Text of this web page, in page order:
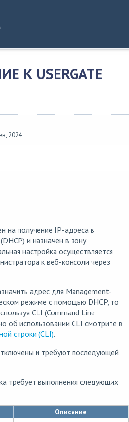
К USERGATE
2024
на получение IP-адреса в
и назначен в зону
настройка осуществляется
к веб-консоли через
адрес для Management-
режиме с помощью DHCP, то
CLI (Command Line
об использовании CLI смотрите в
строки (CLI).
и требуют последующей
требует выполнения следующих
Описание